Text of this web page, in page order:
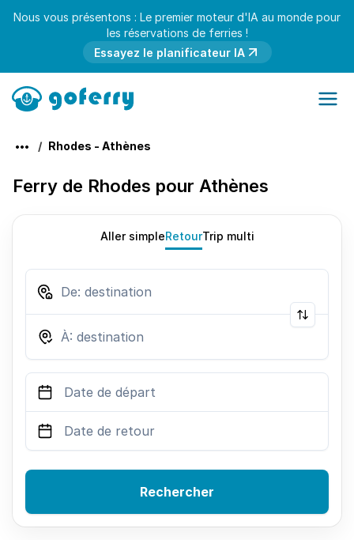
Nous vous présentons : Le premier moteur d'IA au monde pour
les réservations de ferries !
Essayez le planificateur IA
Rhodes - Athènes
Ferry de Rhodes pour Athènes
Aller simpleRetourTrip multi
Rechercher